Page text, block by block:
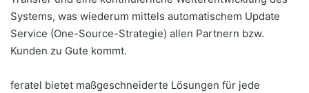
Systems, was wiederum mittels automatischem Update
Service (One-Source-Strategie) allen Partnern bzw.
Kunden zu Gute kommt.
feratel bietet maßgeschneiderte Lösungen für jede